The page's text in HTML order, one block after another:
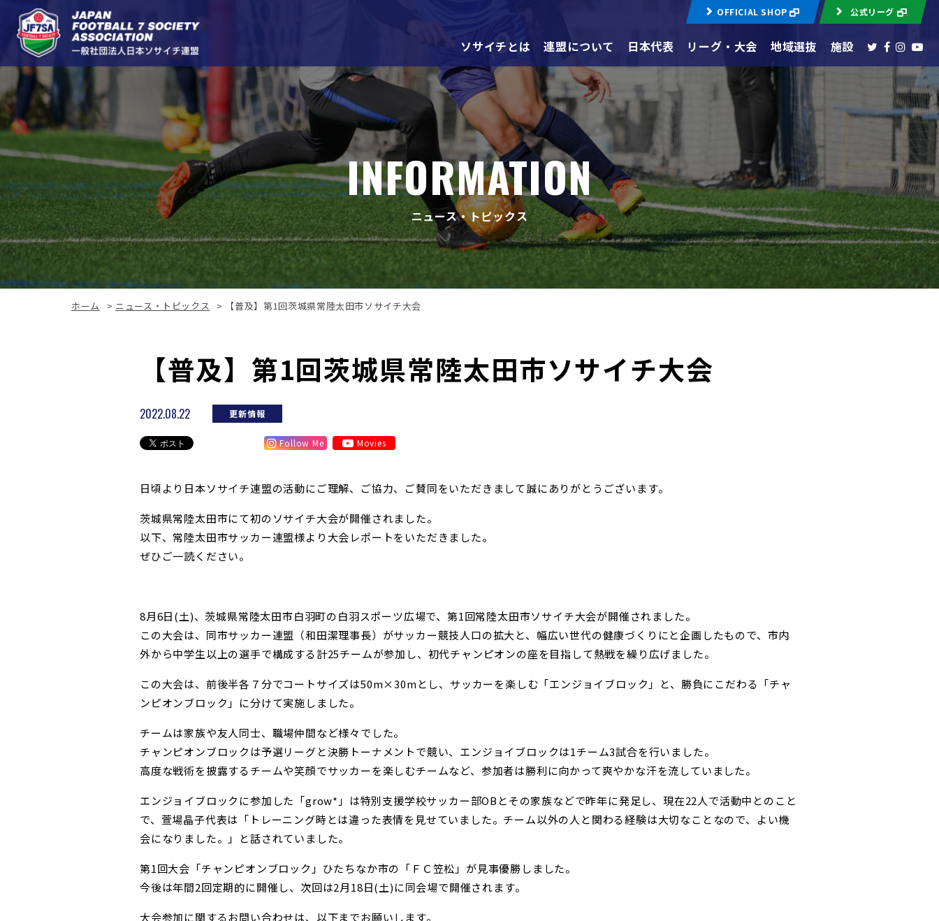
OFFICIAL SHOP 公式リーグ
ソサイチとは 連盟について 日本代表 リーグ・大会 地域選抜 施設
INFORMATION
ニュース・トピックス
ホーム > ニュース・トピックス > 【普及】第1回茨城県常陸太田市ソサイチ大会
【普及】第1回茨城県常陸太田市ソサイチ大会
2022.08.22 更新情報
Follow Me Movies
日頃より日本ソサイチ連盟の活動にご理解、ご協力、ご賛同をいただきまして誠にありがとうございます。
茨城県常陸太田市にて初のソサイチ大会が開催されました。
以下、常陸太田市サッカー連盟様より大会レポートをいただきました。
ぜひご一読ください。
8月6日(土)、茨城県常陸太田市白羽町の白羽スポーツ広場で、第1回常陸太田市ソサイチ大会が開催されました。
この大会は、同市サッカー連盟（和田潔理事長）がサッカー競技人口の拡大と、幅広い世代の健康づくりにと企画したもので、市内
外から中学生以上の選手で構成する計25チームが参加し、初代チャンピオンの座を目指して熱戦を繰り広げました。
この大会は、前後半各７分でコートサイズは50m×30mとし、サッカーを楽しむ「エンジョイブロック 」と、勝負にこだわる「チャ
ンピオンブロック 」に分けて実施しました。
チームは家族や友人同士、職場仲間など様々でした。
チャンピオンブロックは予選リーグと決勝トーナメントで競い、エンジョイブロックは1チーム3試合を行いました。
高度な戦術を披露するチームや笑顔でサッカーを楽しむチームなど、参加者は勝利に向かって爽やかな汗を流していました。
エンジョイブロックに参加した「grow* 」は特別支援学校サッカー部OB とその家族などで昨年に発足し、現在22人で活動中とのこと
で、萱場晶子代表は「トレーニング時とは違った表情を見せていました。チーム以外の人と関わる経験は大切なことなので、よい機
会になりました。」と話されていました。
第1回大会「チャンピオンブロック 」ひたちなか市の「 ＦＣ笠松 」が見事優勝しました。
今後は年間2回定期的に開催し、 次回は2月18日(土)に同会場で開催されます。
大会参加に関するお問い合わせは、以下までお願いします。